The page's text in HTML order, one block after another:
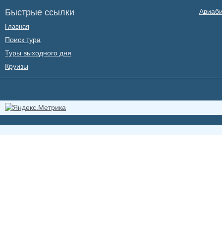
Быстрые ссылки
Главная
Поиск тура
Туры выходного дня
Круизы